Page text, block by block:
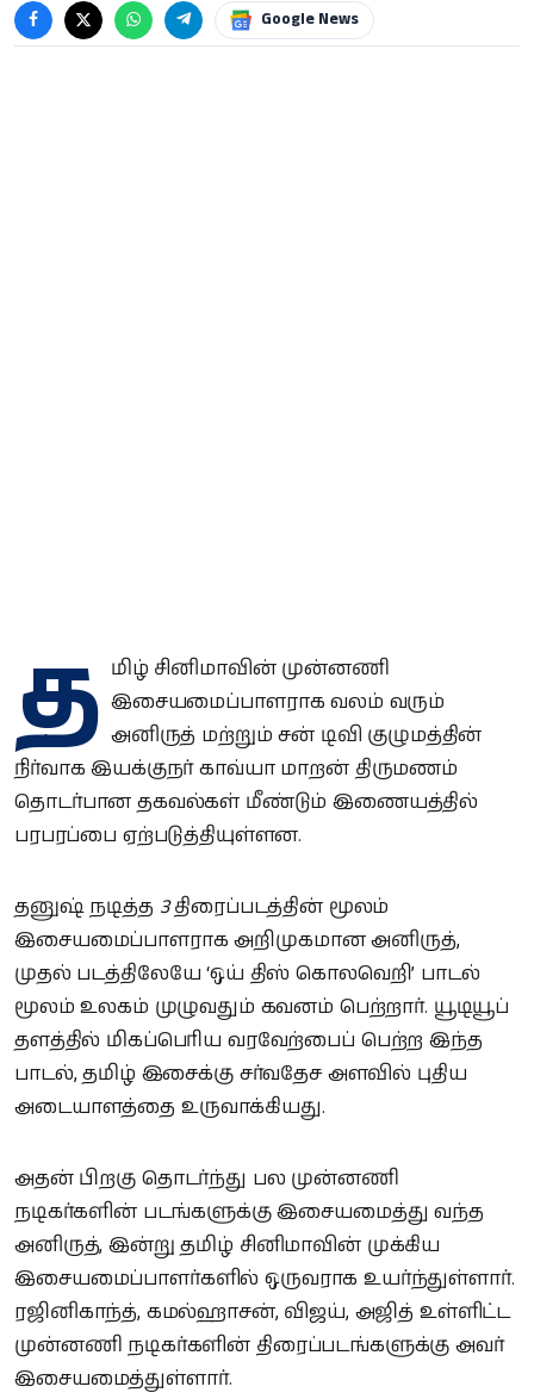
Google News
த மிழ் சினிமாவின் முன்னணி
இசையமைப்பாளராக வலம் வரும்
அனிருத் மற்றும் சன் டிவி குழுமத்தின்
நிர்வாக இயக்குநர் காவ்யா மாறன் திருமணம்
தொடர்பான தகவல்கள் மீண்டும் இணையத்தில்
பரபரப்பை ஏற்படுத்தியுள்ளன.
தனுஷ் நடித்த 3திரைப்படத்தின் மூலம்
இசையமைப்பாளராக அறிமுகமான அனிருத்,
முதல் படத்திலேயே ‘ஒய் திஸ் கொலவெறி’ பாடல்
மூலம் உலகம் முழுவதும் கவனம் பெற்றார். யூடியூப்
தளத்தில் மிகப்பெரிய வரவேற்பைப் பெற்ற இந்த
பாடல், தமிழ் இசைக்கு சர்வதேச அளவில் புதிய
அடையாளத்தை உருவாக்கியது.
அதன் பிறகு தொடர்ந்து பல முன்னணி
நடிகர்களின் படங்களுக்கு இசையமைத்து வந்த
அனிருத், இன்று தமிழ் சினிமாவின் முக்கிய
இசையமைப்பாளர்களில் ஒருவராக உயர்ந்துள்ளார்.
ரஜினிகாந்த், கமல்ஹாசன், விஜய், அஜித் உள்ளிட்ட
முன்னணி நடிகர்களின் திரைப்படங்களுக்கு அவர்
இசையமைத்துள்ளார்.